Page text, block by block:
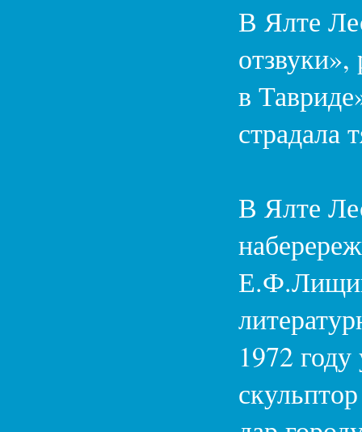
В Ялте
в
страдала
В Ялте
1972